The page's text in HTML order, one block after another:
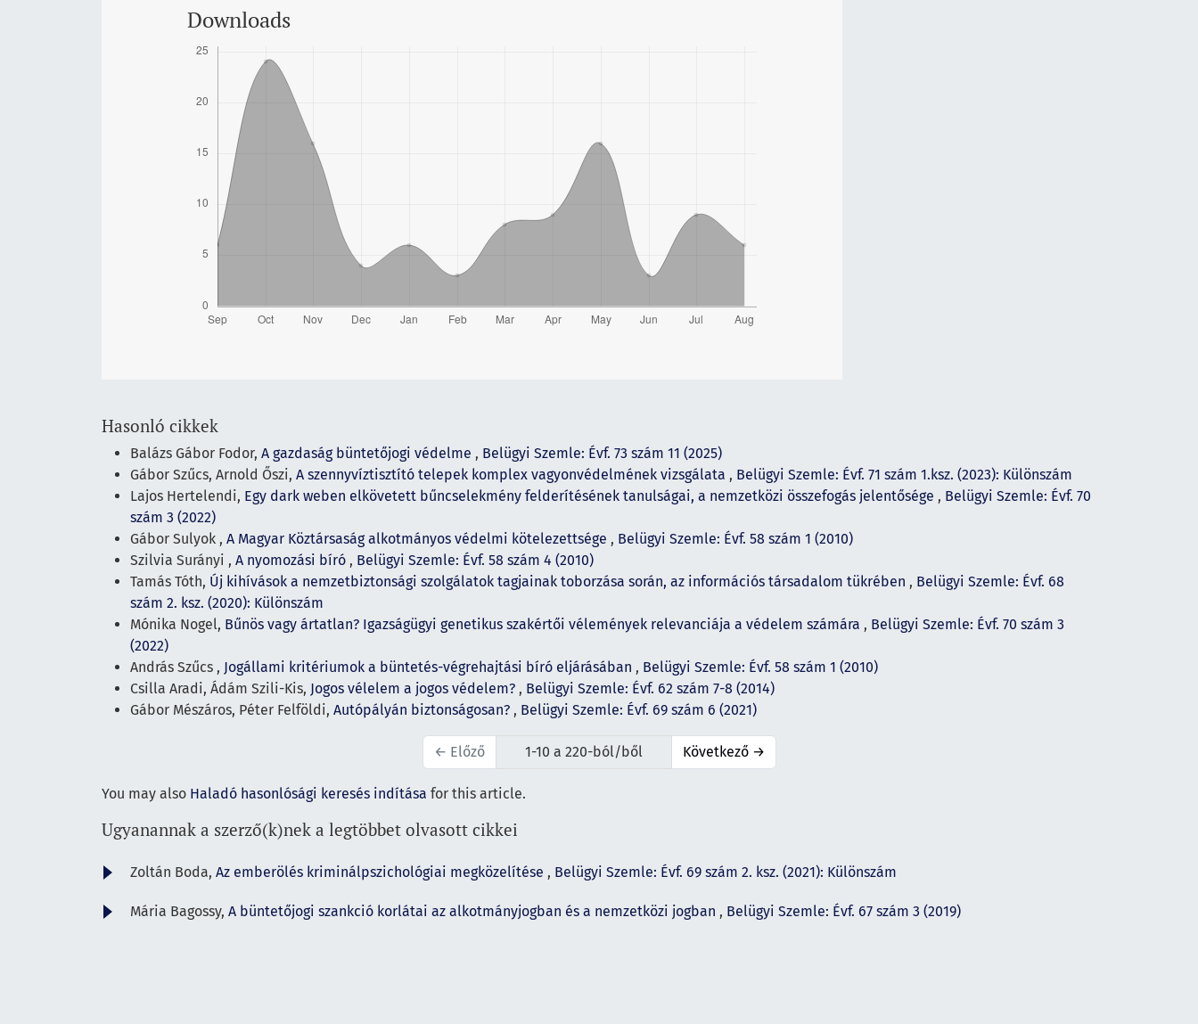
Downloads
Hasonló cikkek
Balázs Gábor Fodor, A gazdaság büntetőjogi védelme , Belügyi Szemle: Évf. 73 szám 11 (2025)
Gábor Szűcs, Arnold Őszi, A szennyvíztisztító telepek komplex vagyonvédelmének vizsgálata , Belügyi Szemle: Évf. 71 szám 1.ksz. (2023): Különszám
Lajos Hertelendi, Egy dark weben elkövetett bűncselekmény felderítésének tanulságai, a nemzetközi összefogás jelentősége , Belügyi Szemle: Évf. 70
szám 3 (2022)
Gábor Sulyok , A Magyar Köztársaság alkotmányos védelmi kötelezettsége , Belügyi Szemle: Évf. 58 szám 1 (2010)
Szilvia Surányi , A nyomozási bíró , Belügyi Szemle: Évf. 58 szám 4 (2010)
Tamás Tóth, Új kihívások a nemzetbiztonsági szolgálatok tagjainak toborzása során, az információs társadalom tükrében , Belügyi Szemle: Évf. 68
szám 2. ksz. (2020): Különszám
Mónika Nogel, Bűnös vagy ártatlan? Igazságügyi genetikus szakértői vélemények relevanciája a védelem számára , Belügyi Szemle: Évf. 70 szám 3
(2022)
András Szűcs , Jogállami kritériumok a büntetés-végrehajtási bíró eljárásában , Belügyi Szemle: Évf. 58 szám 1 (2010)
Csilla Aradi, Ádám Szili-Kis, Jogos vélelem a jogos védelem? , Belügyi Szemle: Évf. 62 szám 7-8 (2014)
Gábor Mészáros, Péter Felföldi, Autópályán biztonságosan? , Belügyi Szemle: Évf. 69 szám 6 (2021)
← Előző 1-10 a 220-ból/ből Következő →
You may also Haladó hasonlósági keresés indítása for this article.
Ugyanannak a szerző(k)nek a legtöbbet olvasott cikkei
Zoltán Boda, Az emberölés kriminálpszichológiai megközelítése , Belügyi Szemle: Évf. 69 szám 2. ksz. (2021): Különszám
Mária Bagossy, A büntetőjogi szankció korlátai az alkotmányjogban és a nemzetközi jogban , Belügyi Szemle: Évf. 67 szám 3 (2019)